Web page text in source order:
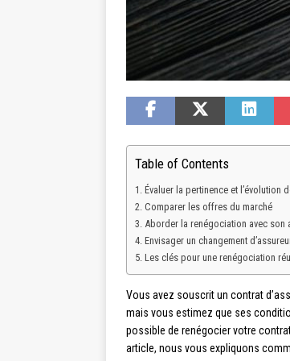
Table of Contents
Évaluer la pertinence et l’évolution
Comparer les offres du marché
Aborder la renégociation avec son
Envisager un changement
Les clés pour une renégociation
Vous avez souscrit un contrat
mais vous estimez que ses
possible de renégocier votre
article, nous vous expliquons